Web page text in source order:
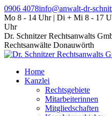
Zum
Inhalt
springen
0906 4078info@anwalt-dr-
Mo 8 - 14 Uhr | Di + Mi 8 - 17
Uhr
Dr. Schnitzer Rechtsanwalts
Rechtsanwälte Donauwörth
Home
Kanzlei
Rechtsgebiete
Mitarbeiterinnen
Mitgliedschaften